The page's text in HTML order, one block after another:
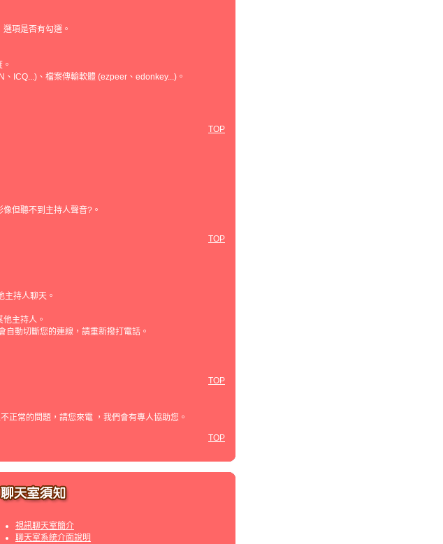
項是否有勾選。
ICQ...)、檔案傳輸軟體 (ezpeer、edonkey...)。
TOP
但聽不到主持人聲音?。
TOP
持人聊天。
主持人。
動切斷您的連線，請重新撥打電話。
TOP
正常的問題，請您來電 ，我們會有專人協助您。
TOP
視訊聊天室簡介
聊天室系統介面說明